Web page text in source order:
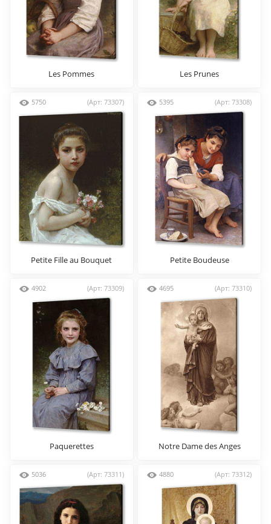
Les Pommes Les Prunes
5750 (Арт: 73307)
Petite Fille au Bouquet
5395 (Арт: 73308)
Petite Boudeuse
4902 (Арт: 73309)
Paquerettes
4695 (Арт: 73310)
Notre Dame des Anges
5036 (Арт: 73311) 4880 (Арт: 73312)